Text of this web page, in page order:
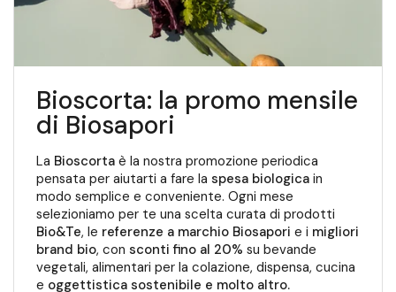
Bioscorta: la promo mensile
di Biosapori
La Bioscorta è la nostra promozione periodica
pensata per aiutarti a fare la spesa biologica in
modo semplice e conveniente. Ogni mese
selezioniamo per te una scelta curata di prodotti
Bio&Te, le referenze a marchio Biosapori e i migliori
brand bio, con sconti fino al 20% su bevande
vegetali, alimentari per la colazione, dispensa, cucina
e oggettistica sostenibile e molto altro.